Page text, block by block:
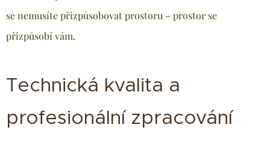
se nemusíte přizpůsobovat prostoru – prostor se
přizpůsobí vám.
Technická kvalita a
profesionální zpracování